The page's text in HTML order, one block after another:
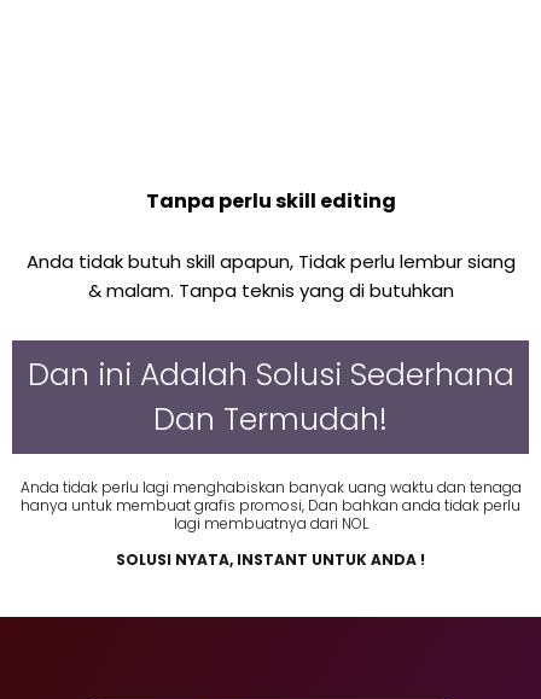
Tanpa perlu skill editing
Anda tidak butuh skill apapun, Tidak perlu lembur siang
& malam. Tanpa teknis yang di butuhkan
Dan ini Adalah Solusi Sederhana
Dan Termudah!
Anda tidak perlu lagi menghabiskan banyak uang waktu dan tenaga
hanya untuk membuat grafis promosi, Dan bahkan anda tidak perlu
lagi membuatnya dari NOL
SOLUSI NYATA, INSTANT UNTUK ANDA !